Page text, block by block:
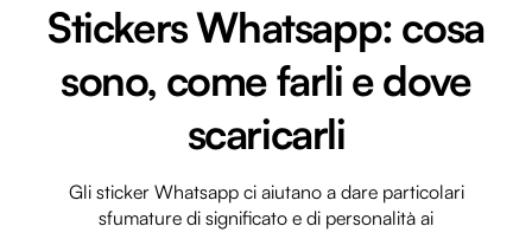
Stickers Whatsapp: cosa
sono, come farli e dove
scaricarli
Gli sticker Whatsapp ci aiutano a dare particolari
sfumature di significato e di personalità ai